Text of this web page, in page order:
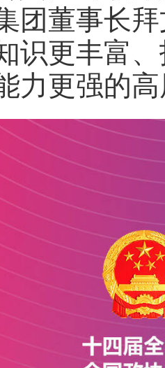
团董事长
识更丰富
力更强的